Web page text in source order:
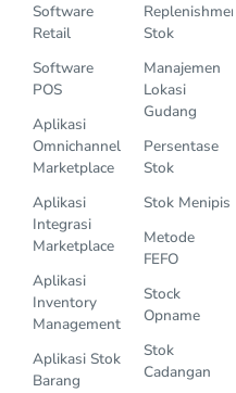
Software
Retail
Software
POS
Aplikasi
Omnichannel
Marketplace
Aplikasi
Integrasi
Marketplace
Aplikasi
Inventory
Management
Aplikasi Stok
Barang
Replenishment
Stok
Manajemen
Lokasi
Gudang
Persentase
Stok
Stok Menipis
Metode
FEFO
Stock
Opname
Stok
Cadangan